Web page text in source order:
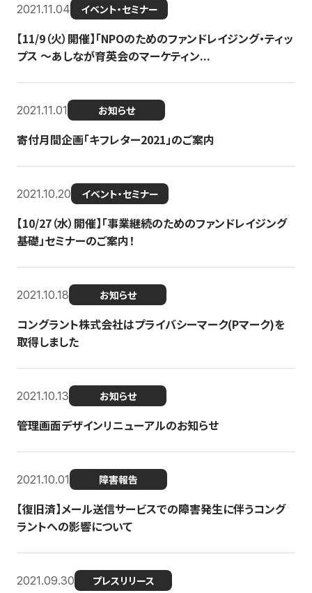
2021.11.04 イベント・セミナー
【11/9（火）開催】「NPOのためのファンドレイジング・ティッ
プス 〜あしなが育英会のマーケティン...
2021.11.01 お知らせ
寄付月間企画「キフレター2021」のご案内
2021.10.20 イベント・セミナー
【10/27（水）開催】「事業継続のためのファンドレイジング
基礎」セミナーのご案内！
2021.10.18 お知らせ
コングラント株式会社はプライバシーマーク(Pマーク)を
取得しました
2021.10.13 お知らせ
管理画面デザインリニューアルのお知らせ
2021.10.01 障害報告
【復旧済】メール送信サービスでの障害発生に伴うコング
ラントへの影響について
2021.09.30 プレスリリース